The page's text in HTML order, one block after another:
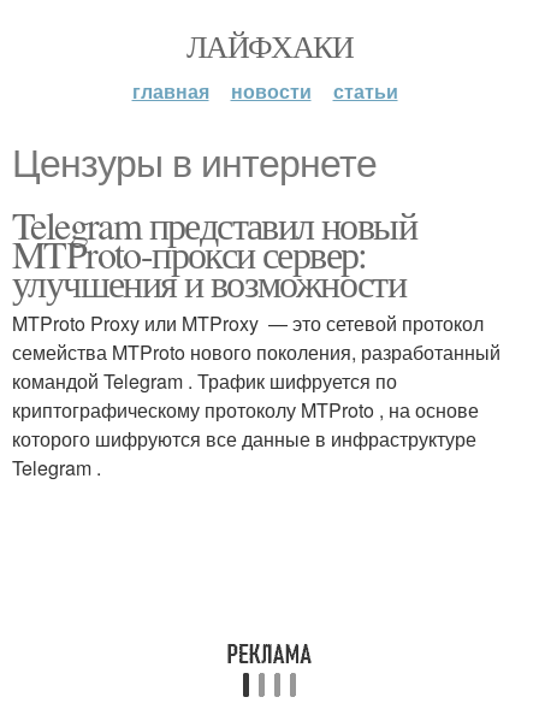
ЛАЙФХАКИ
главная новости статьи
Цензуры в интернете
Telegram представил новый
MTProto-прокси сервер:
улучшения и возможности
MTProto Proxy или MTProxy — это сетевой протокол
семейства MTProto нового поколения, разработанный
командой Telegram . Трафик шифруется по
криптографическому протоколу MTProto , на основе
которого шифруются все данные в инфраструктуре
Telegram .